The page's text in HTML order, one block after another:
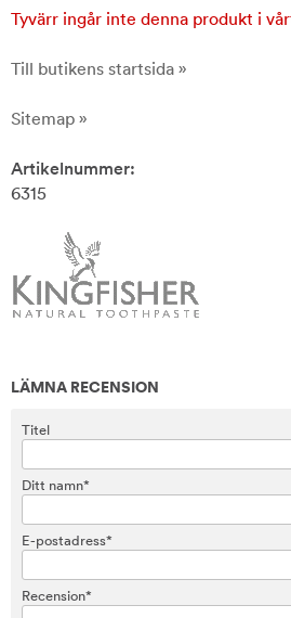
Tyvärr ingår inte denna produkt i
Till butikens startsida »
Sitemap »
Artikelnummer:
6315
LÄMNA RECENSION
Titel
Ditt namn*
E-postadress*
Recension*